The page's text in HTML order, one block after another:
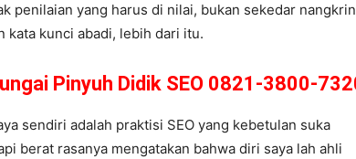
penilaian yang harus di nilai, bukan sekedar
kata kunci abadi, lebih dari itu.
Pinyuh Didik SEO 0821-3800-
sendiri adalah praktisi SEO yang kebetulan suka
berat rasanya mengatakan bahwa diri saya lah ahli